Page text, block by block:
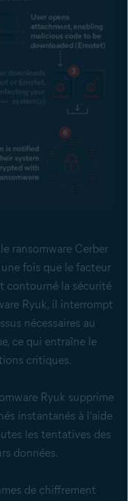
ransomware Cerber
fois que le facteur
contourné la sécurité
Ryuk, il interrompt
nécessaires au
ce qui entraîne le
critiques.
Ryuk supprime
instantanés à l’aide
les tentatives des
données.
de chiffrement